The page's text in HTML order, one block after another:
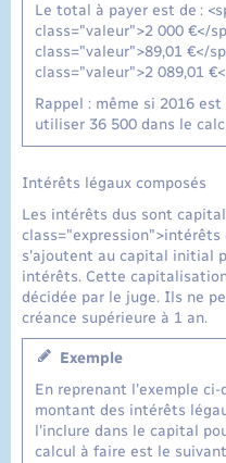
Le total à payer est de :
class="valeur">2 000 €</
class="valeur">89,01 €</
class="valeur">2 089,01
Rappel : même si 2016
utiliser 36 500 dans le
Intérêts légaux composés
Les intérêts dus sont
class="expression">intérêts
s'ajoutent au capital initial
intérêts. Cette
décidée par le juge. Ils ne
créance supérieure à 1 an.
Exemple
En reprenant l'exemple
montant des intérêts
l'inclure dans le capital
calcul à faire est le